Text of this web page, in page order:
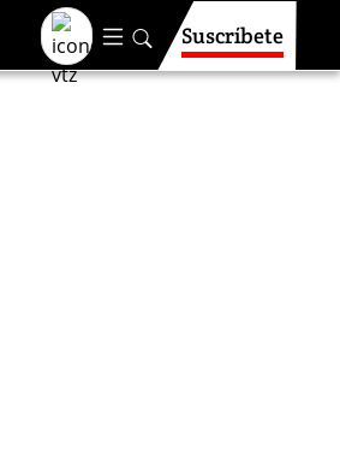
Suscríbete